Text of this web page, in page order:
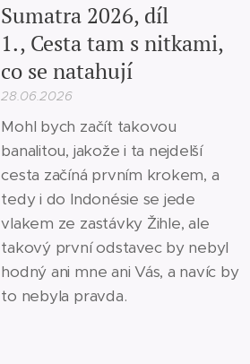
Sumatra 2026, díl
1., Cesta tam s nitkami,
co se natahují
28.06.2026
Mohl bych začít takovou
banalitou, jakože i ta nejdelší
cesta začíná prvním krokem, a
tedy i do Indonésie se jede
vlakem ze zastávky Žihle, ale
takový první odstavec by nebyl
hodný ani mne ani Vás, a navíc by
to nebyla pravda.